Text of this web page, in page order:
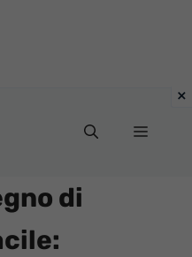
Menu
di